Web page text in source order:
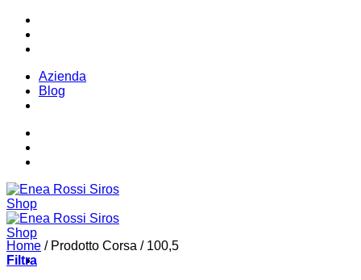
Salta
contenuti
Azienda
Blog
Home /Prodotto Corsa /100,5
Filtra